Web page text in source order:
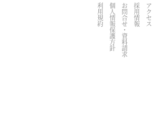
アクセス
採用情報
お問合せ・資料請求
個人情報保護方針
利用規約